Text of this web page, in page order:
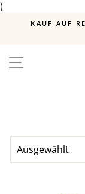
)
KAUF AUF